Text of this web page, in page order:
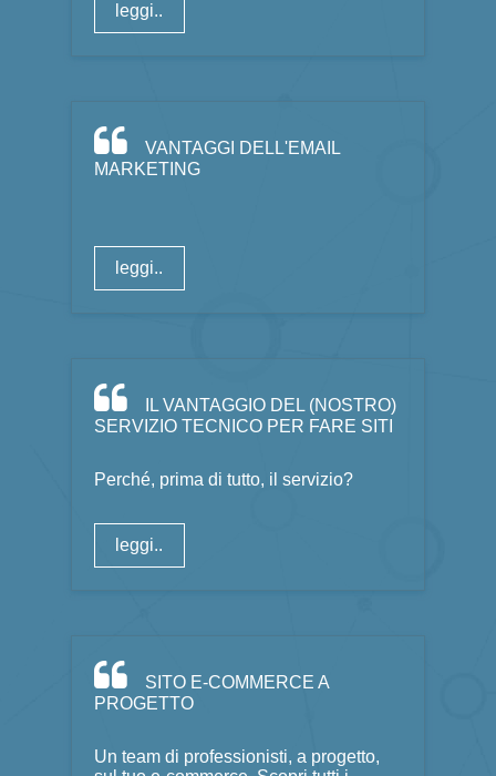
leggi..
VANTAGGI DELL'EMAIL
MARKETING
leggi..
IL VANTAGGIO DEL (NOSTRO)
SERVIZIO TECNICO PER FARE SITI
Perché, prima di tutto, il servizio?
leggi..
SITO E-COMMERCE A
PROGETTO
Un team di professionisti, a progetto,